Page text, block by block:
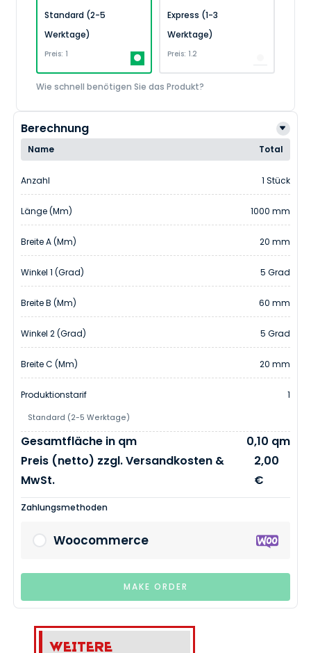
Standard (2-5
Werktage)
Preis: 1
Express (1-3
Werktage)
Preis: 1.2
Wie schnell benötigen Sie das Produkt?
Berechnung
Name Total
Anzahl 1 Stück
Länge (mm) 1000 mm
Breite A (mm) 20 mm
Winkel 1 (Grad) 5 Grad
Breite B (mm) 60 mm
Winkel 2 (Grad) 5 Grad
Breite C (mm) 20 mm
Produktionstarif
Standard (2-5 Werktage)
1
Gesamtfläche in qm
0,10 qm
Preis (netto) zzgl. Versandkosten &
MwSt.
2,00
€
Zahlungsmethoden
Woocommerce
MAKE ORDER
Weitere